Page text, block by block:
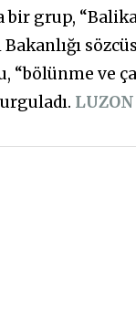
grup,
ve
LUZON